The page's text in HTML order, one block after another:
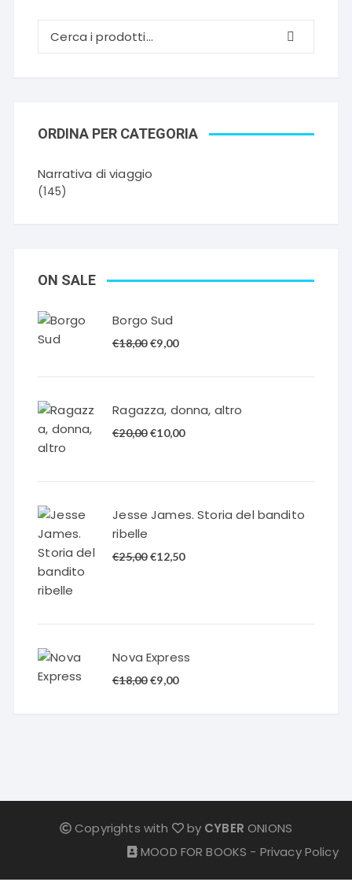
ORDINA PER CATEGORIA
Narrativa di viaggio
(145)
ON SALE
Borgo Sud
€18,00 Il
€18,00.
€9,00Il
€9,00.
Ragazza, donna, altro
€20,00 Il
€20,00.
€10,00Il
€10,00.
Jesse James. Storia del bandito
ribelle
€25,00 Il
€12,50Il
Nova Express
€18,00 Il
€9,00Il
Copyrights with by CYBER ONIONS
MOOD FOR BOOKS - Privacy Policy